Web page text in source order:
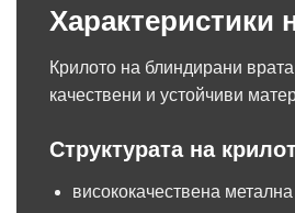
Характеристики
Крилото на блиндирани
качествени и устойчиви
Структурата на
висококачествена